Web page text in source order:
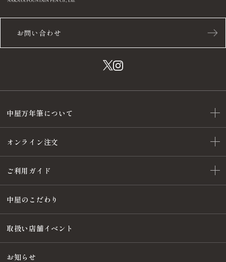
お問い合わせ
中屋万年筆について
オンライン注文
ご利用ガイド
中屋のこだわり
取扱い店舗イベント
お知らせ